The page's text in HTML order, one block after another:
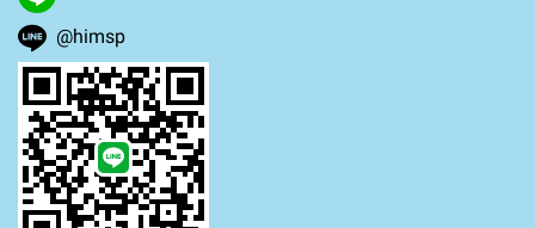
@himsp